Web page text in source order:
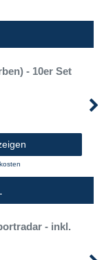
- 10er Set
- inkl.